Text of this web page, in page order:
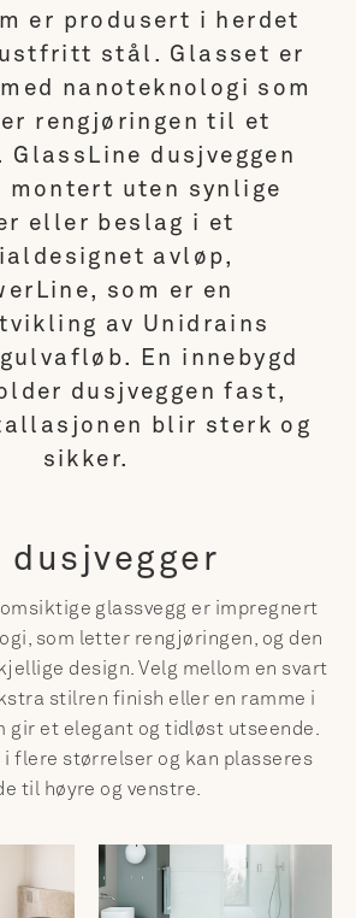
er produsert i herdet
stål. Glasset er
nanoteknologi som
rengjøringen til et
GlassLine dusjveggen
montert uten synlige
eller beslag i et
avløp,
som er en
av Unidrains
En innebygd
dusjveggen fast,
blir sterk og
sikker.
dusjvegger
glassvegg er impregnert
som letter rengjøringen, og den
design. Velg mellom en svart
stilren finish eller en ramme i
gir et elegant og tidløst utseende.
i flere størrelser og kan plasseres
til høyre og venstre.